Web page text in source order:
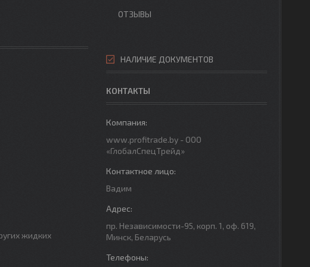
жидких
ОТЗЫВЫ
НАЛИЧИЕ ДОКУМЕНТОВ
КОНТАКТЫ
www.profitrade.by - ООО
«ГлобалСпецТрейд»
Вадим
пр. Независимости-95, корп. 1, оф. 619,
Минск, Беларусь